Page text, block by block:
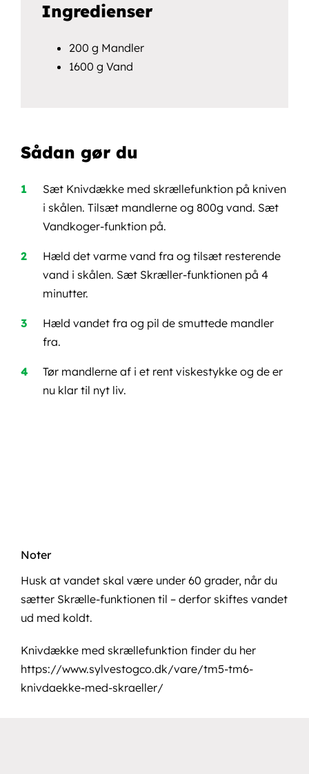
Ingredienser
200 g Mandler
1600 g Vand
Sådan gør du
Sæt Knivdække med skrællefunktion på kniven
i skålen. Tilsæt mandlerne og 800g vand. Sæt
Vandkoger-funktion på.
Hæld det varme vand fra og tilsæt resterende
vand i skålen. Sæt Skræller-funktionen på 4
minutter.
Hæld vandet fra og pil de smuttede mandler
fra.
Tør mandlerne af i et rent viskestykke og de er
nu klar til nyt liv.
Noter
Husk at vandet skal være under 60 grader, når du
sætter Skrælle-funktionen til – derfor skiftes vandet
ud med koldt.
Knivdække med skrællefunktion finder du her
https://www.sylvestogco.dk/vare/tm5-tm6-
knivdaekke-med-skraeller/